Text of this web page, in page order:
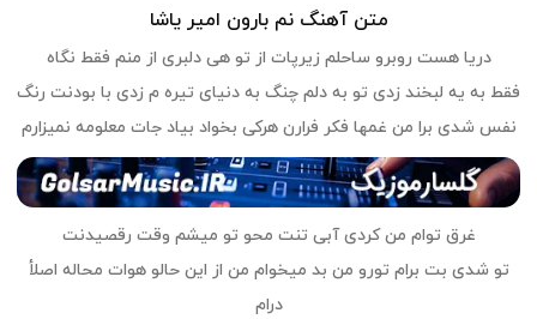
متن آهنگ نم بارون امیر یاشا
دریا هست روبرو ساحلم زیرپات از تو هی دلبری از منم فقط نگاه
فقط به یه لبخند زدی تو به دلم چنگ به دنیای تیره م زدی با بودنت رنگ
نفس شدی برا من غمها فکر فرارن هرکی بخواد بیاد جات معلومه نمیزارم
غرق توام من کردی آبی تنت محو تو میشم وقت رقصیدنت
تو شدی بت برام تورو من بد میخوام من از این حالو هوات محاله اصلأ
درام